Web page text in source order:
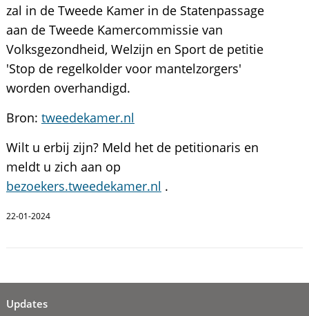
zal in de Tweede Kamer in de Statenpassage
aan de Tweede Kamercommissie van
Volksgezondheid, Welzijn en Sport de petitie
'Stop de regelkolder voor mantelzorgers'
worden overhandigd.
Bron: tweedekamer.nl
Wilt u erbij zijn? Meld het de petitionaris en
meldt u zich aan op
bezoekers.tweedekamer.nl .
22-01-2024
Updates